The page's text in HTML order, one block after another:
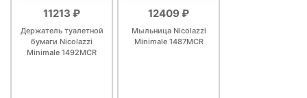
11213 ₽
Держатель туалетной
бумаги Nicolazzi
Minimale 1492MCR
12409 ₽
Мыльница Nicolazzi
Minimale 1487MCR